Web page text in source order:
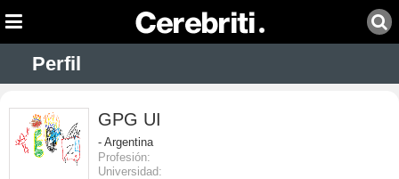
Perfil
GPG UI
- Argentina
Profesión:
Universidad: